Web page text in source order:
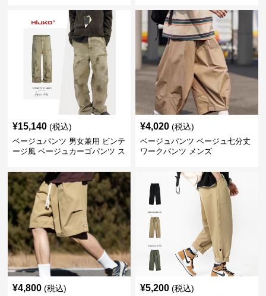
¥15,140 (税込)
ベージュパンツ 男女兼用 ビンテ
ージ風 ベージュカーゴパンツ ス
¥4,020 (税込)
ベージュパンツ ベージュ七分丈
ワークパンツ メンズ
¥4,800 (税込) ¥5,200 (税込)